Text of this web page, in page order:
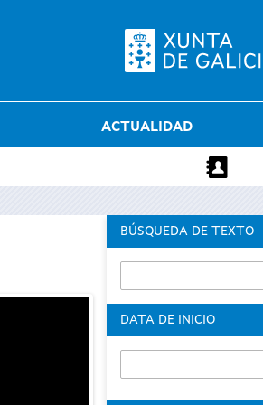
ACTUALIDAD
BÚSQUEDA DE TEXTO
DATA DE INICIO
de